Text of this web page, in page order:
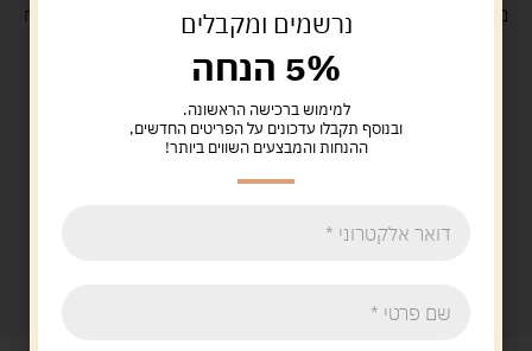
משלוח בקנייה מעל 329 ש"ח משלוח עםנרשמים ומקבלים
5% הנחה
למימוש ברכישה הראשונה.
ובנוסף תקבלו עדכונים על הפריטים החדשים,
ההנחות והמבצעים השווים ביותר!